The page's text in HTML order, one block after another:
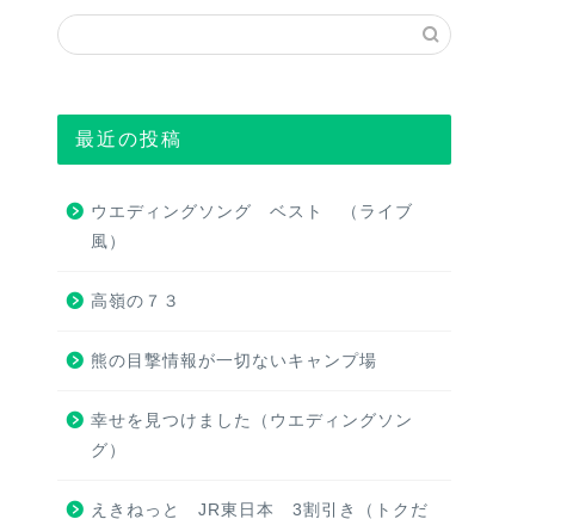
最近の投稿
ウエディングソング ベスト （ライブ
風）
高嶺の７３
熊の目撃情報が一切ないキャンプ場
幸せを見つけました（ウエディングソン
グ）
えきねっと JR東日本 3割引き（トクだ